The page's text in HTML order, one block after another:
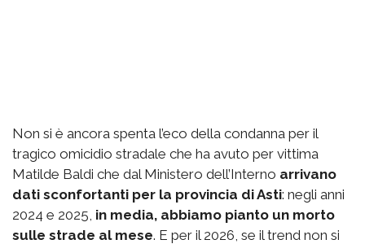
Non si è ancora spenta l’eco della condanna per il
tragico omicidio stradale che ha avuto per vittima
Matilde Baldi che dal Ministero dell’Interno arrivano
dati sconfortanti per la provincia di Asti: negli anni
2024 e 2025, in media, abbiamo pianto un morto
sulle strade al mese. E per il 2026, se il trend non si